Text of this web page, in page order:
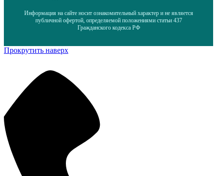
Информация на сайте носит ознакомительный характер и не является
публичной офертой, определяемой положениями статьи 437
Гражданского кодекса РФ
Прокрутить наверх